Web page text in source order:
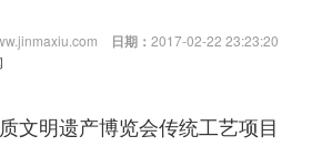
日期： 2017-02-22 23:23:20
文明遗产博览会传统工艺项目